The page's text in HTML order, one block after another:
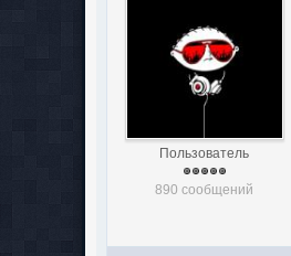
Пользователь
890 сообщений